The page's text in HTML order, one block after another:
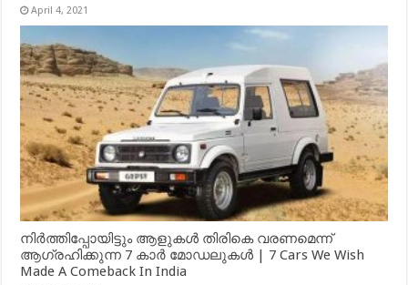
April 4, 2021
നിർത്തിപ്പോയിട്ടും ആളുകൾ തിരികെ വരണമെന്ന്
ആഗ്രഹിക്കുന്ന 7 കാർ മോഡലുകൾ | 7 Cars We Wish
Made A Comeback In India